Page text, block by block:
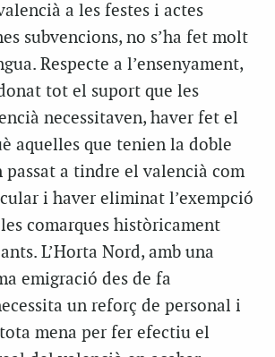
a les festes i actes
subvencions, no s’ha fet molt
Respecte a l’ensenyament,
tot el suport que les
necessitaven, haver fet el
aquelles que tenien la doble
a tindre el valencià com
i haver eliminat l’exempció
comarques històricament
L’Horta Nord, amb una
emigració des de fa
un reforç de personal i
mena per fer efectiu el